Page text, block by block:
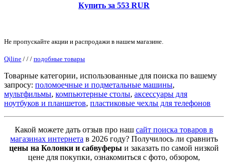
Купить за 553 RUR
Не пропускайте акции и распродажи в нашем магазине.
Qiline / / / подобные товары
Товарные категории, использованные для поиска по вашему
запросу: поломоечные и подметальные машины,
мультфильмы, компьютерные столы, аксессуары для
ноутбуков и планшетов, пластиковые чехлы для телефонов
Какой можете дать отзыв про наш сайт поиска товаров в
магазинах интернета в 2026 году? Получилось ли сравнить
цены на Колонки и сабвуферы и заказать по самой низкой
цене для покупки, ознакомиться с фото, обзором,